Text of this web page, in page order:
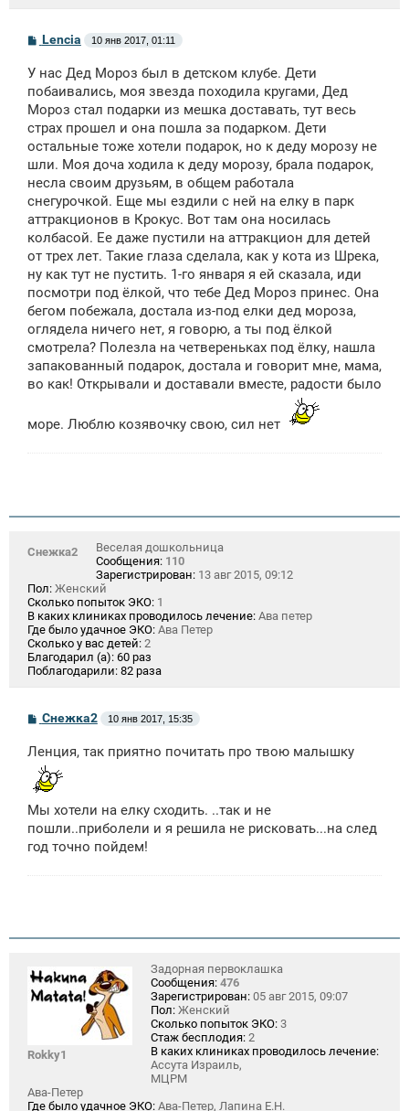
С
о
б
щ
н
и
е
Lencia 10 янв 2017, 01:11
У нас Дед Мороз был в детском клубе. Дети
побаивались, моя звезда походила кругами, Дед
Мороз стал подарки из мешка доставать, тут весь
страх прошел и она пошла за подарком. Дети
остальные тоже хотели подарок, но к деду морозу не
шли. Моя доча ходила к деду морозу, брала подарок,
несла своим друзьям, в общем работала
снегурочкой. Еще мы ездили с ней на елку в парк
аттракционов в Крокус. Вот там она носилась
колбасой. Ее даже пустили на аттракцион для детей
от трех лет. Такие глаза сделала, как у кота из Шрека,
ну как тут не пустить. 1-го января я ей сказала, иди
посмотри под ёлкой, что тебе Дед Мороз принес. Она
бегом побежала, достала из-под елки дед мороза,
оглядела ничего нет, я говорю, а ты под ёлкой
смотрела? Полезла на четвереньках под ёлку, нашла
запакованный подарок, достала и говорит мне, мама,
во как! Открывали и доставали вместе, радости было
море. Люблю козявочку свою, сил нет
Снежка2
Веселая дошкольница
Сообщения: 110
Зарегистрирован: 13 авг 2015, 09:12
Пол: Женский
Сколько попыток ЭКО: 1
В каких клиниках проводилось лечение: Ава петер
Где было удачное ЭКО: Ава Петер
Сколько у вас детей: 2
Благодарил (а): 60 раз
Поблагодарили: 82 раза
С
о
б
щ
е
н
и
е
Снежка2 10 янв 2017, 15:35
Ленция, так приятно почитать про твою малышку
Мы хотели на елку сходить. ..так и не
пошли..приболели и я решила не рисковать...на след
год точно пойдем!
Rokky1
Задорная первоклашка
Сообщения: 476
Зарегистрирован: 05 авг 2015, 09:07
Пол: Женский
Сколько попыток ЭКО: 3
Стаж бесплодия: 2
В каких клиниках проводилось лечение:
Ассута Израиль,
МЦРМ
Ава-Петер
Где было удачное ЭКО: Ава-Петер, Лапина Е.Н.